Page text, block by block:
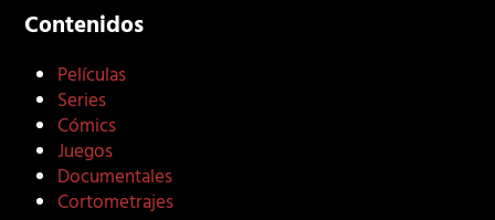
Contenidos
Películas
Series
Cómics
Juegos
Documentales
Cortometrajes